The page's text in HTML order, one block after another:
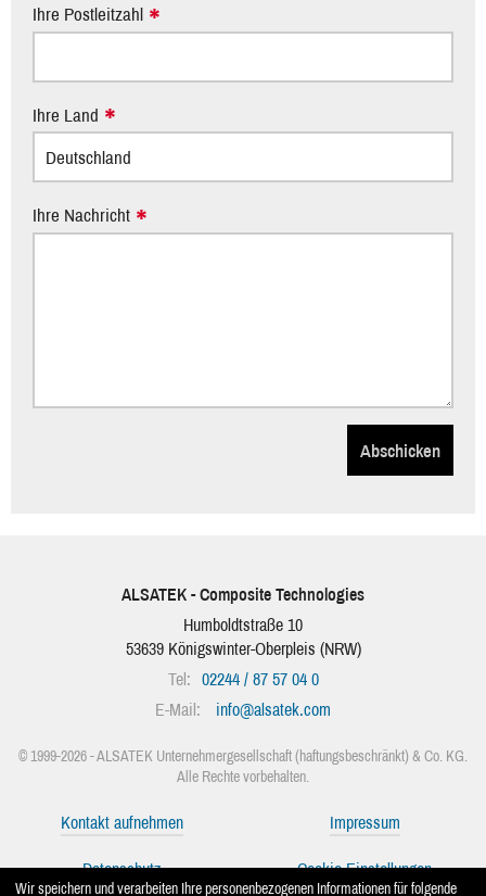
Ihre Postleitzahl
Ihre Land
Ihre Nachricht
Abschicken
ALSATEK - Composite Technologies
Humboldtstraße 10
53639 Königswinter-Oberpleis (NRW)
Tel: 02244 / 87 57 04 0
E-Mail:
info@alsatek.com
© 1999-2026 - ALSATEK Unternehmergesellschaft (haftungsbeschränkt) & Co. KG.
Alle Rechte vorbehalten.
Kontakt aufnehmen
Impressum
Datenschutz
Cookie-Einstellungen
Wir speichern und verarbeiten Ihre personenbezogenen Informationen für folgende